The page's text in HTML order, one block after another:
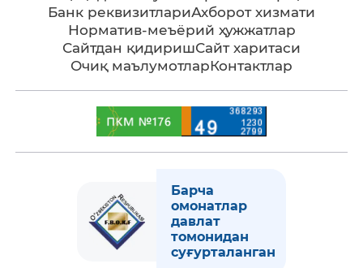
Банк реквизитлариАхборот хизмати
Норматив-меъёрий ҳужжатлар
Сайтдан қидиришСайт харитаси
Очиқ маълумотларКонтактлар
Барча
омонатлар
давлат
томонидан
суғурталанган